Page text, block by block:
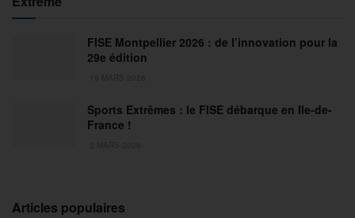
FISE Montpellier 2026 : de l’innovation pour la
29e édition
Sports Extrêmes : le FISE débarque en Ile-de-
France !
Articles populaires